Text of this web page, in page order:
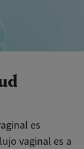
es
vaginal es a